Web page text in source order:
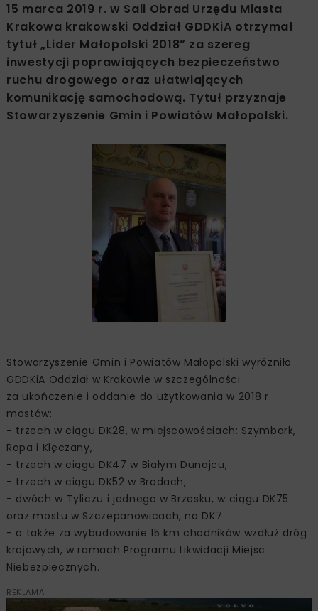
15 marca 2019 r. w Sali Obrad Urzędu Miasta
Krakowa krakowski Oddział GDDKiA otrzymał
tytuł „Lider Małopolski 2018” za szereg
inwestycji poprawiających bezpieczeństwo
ruchu drogowego oraz ułatwiających
komunikację samochodową. Tytuł przyznaje
Stowarzyszenie Gmin i Powiatów Małopolski.
Stowarzyszenie Gmin i Powiatów Małopolski wyróżniło
GDDKiA Oddział w Krakowie w szczególności
za ukończenie i oddanie do użytkowania w 2018 r.
mostów:
- trzech w ciągu DK28, w miejscowościach: Szymbark,
Ropa i Klęczany,
- trzech w ciągu DK47 w Białym Dunajcu,
- trzech w ciągu DK52 w Brodach,
- dwóch w Tyliczu i jednego w Brzesku, w ciągu DK75
oraz mostu w Szczepanowicach, na DK7
- a także za wybudowanie 15 km chodników wzdłuż dróg
krajowych, w ramach Programu Likwidacji Miejsc
Niebezpiecznych.
REKLAMA